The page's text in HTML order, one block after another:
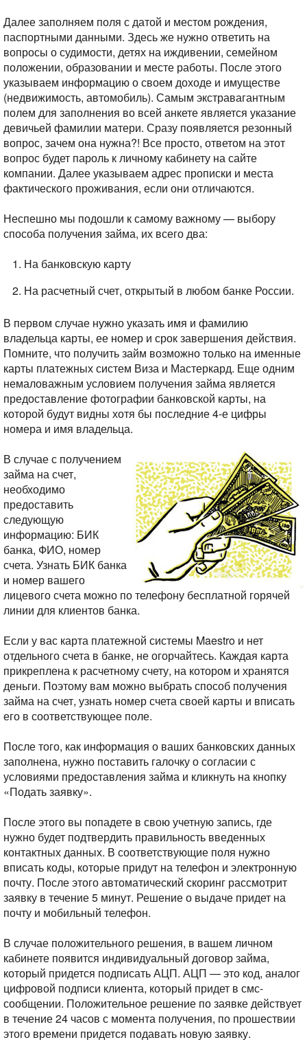
Далее заполняем поля с датой и местом рождения,
паспортными данными. Здесь же нужно ответить на
вопросы о судимости, детях на иждивении, семейном
положении, образовании и месте работы. После этого
указываем информацию о своем доходе и имуществе
(недвижимость, автомобиль). Самым экстравагантным
полем для заполнения во всей анкете является указание
девичьей фамилии матери. Сразу появляется резонный
вопрос, зачем она нужна?! Все просто, ответом на этот
вопрос будет пароль к личному кабинету на сайте
компании. Далее указываем адрес прописки и места
фактического проживания, если они отличаются.
Неспешно мы подошли к самому важному — выбору
способа получения займа, их всего два:
На банковскую карту
На расчетный счет, открытый в любом банке России.
В первом случае нужно указать имя и фамилию
владельца карты, ее номер и срок завершения действия.
Помните, что получить займ возможно только на именные
карты платежных систем Виза и Мастеркард. Еще одним
немаловажным условием получения займа является
предоставление фотографии банковской карты, на
которой будут видны хотя бы последние 4-е цифры
номера и имя владельца.
В случае с получением
займа на счет,
необходимо
предоставить
следующую
информацию: БИК
банка, ФИО, номер
счета. Узнать БИК банка
и номер вашего
лицевого счета можно по телефону бесплатной горячей
линии для клиентов банка.
Если у вас карта платежной системы Maestro и нет
отдельного счета в банке, не огорчайтесь. Каждая карта
прикреплена к расчетному счету, на котором и хранятся
деньги. Поэтому вам можно выбрать способ получения
займа на счет, узнать номер счета своей карты и вписать
его в соответствующее поле.
После того, как информация о ваших банковских данных
заполнена, нужно поставить галочку о согласии с
условиями предоставления займа и кликнуть на кнопку
«Подать заявку».
После этого вы попадете в свою учетную запись, где
нужно будет подтвердить правильность введенных
контактных данных. В соответствующие поля нужно
вписать коды, которые придут на телефон и электронную
почту. После этого автоматический скоринг рассмотрит
заявку в течение 5 минут. Решение о выдаче придет на
почту и мобильный телефон.
В случае положительного решения, в вашем личном
кабинете появится индивидуальный договор займа,
который придется подписать АЦП. АЦП — это код, аналог
цифровой подписи клиента, который придет в смс-
сообщении. Положительное решение по заявке действует
в течение 24 часов с момента получения, по прошествии
этого времени придется подавать новую заявку.